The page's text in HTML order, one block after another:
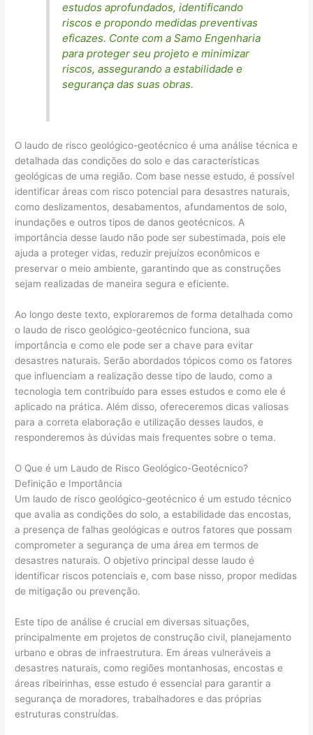
estudos aprofundados, identificando
riscos e propondo medidas preventivas
eficazes. Conte com a Samo Engenharia
para proteger seu projeto e minimizar
riscos, assegurando a estabilidade e
segurança das suas obras.
O laudo de risco geológico-geotécnico é uma análise técnica e
detalhada das condições do solo e das características
geológicas de uma região. Com base nesse estudo, é possível
identificar áreas com risco potencial para desastres naturais,
como deslizamentos, desabamentos, afundamentos de solo,
inundações e outros tipos de danos geotécnicos. A
importância desse laudo não pode ser subestimada, pois ele
ajuda a proteger vidas, reduzir prejuízos econômicos e
preservar o meio ambiente, garantindo que as construções
sejam realizadas de maneira segura e eficiente.
Ao longo deste texto, exploraremos de forma detalhada como
o laudo de risco geológico-geotécnico funciona, sua
importância e como ele pode ser a chave para evitar
desastres naturais. Serão abordados tópicos como os fatores
que influenciam a realização desse tipo de laudo, como a
tecnologia tem contribuído para esses estudos e como ele é
aplicado na prática. Além disso, ofereceremos dicas valiosas
para a correta elaboração e utilização desses laudos, e
responderemos às dúvidas mais frequentes sobre o tema.
O Que é um Laudo de Risco Geológico-Geotécnico?
Definição e Importância
Um laudo de risco geológico-geotécnico é um estudo técnico
que avalia as condições do solo, a estabilidade das encostas,
a presença de falhas geológicas e outros fatores que possam
comprometer a segurança de uma área em termos de
desastres naturais. O objetivo principal desse laudo é
identificar riscos potenciais e, com base nisso, propor medidas
de mitigação ou prevenção.
Este tipo de análise é crucial em diversas situações,
principalmente em projetos de construção civil, planejamento
urbano e obras de infraestrutura. Em áreas vulneráveis a
desastres naturais, como regiões montanhosas, encostas e
áreas ribeirinhas, esse estudo é essencial para garantir a
segurança de moradores, trabalhadores e das próprias
estruturas construídas.